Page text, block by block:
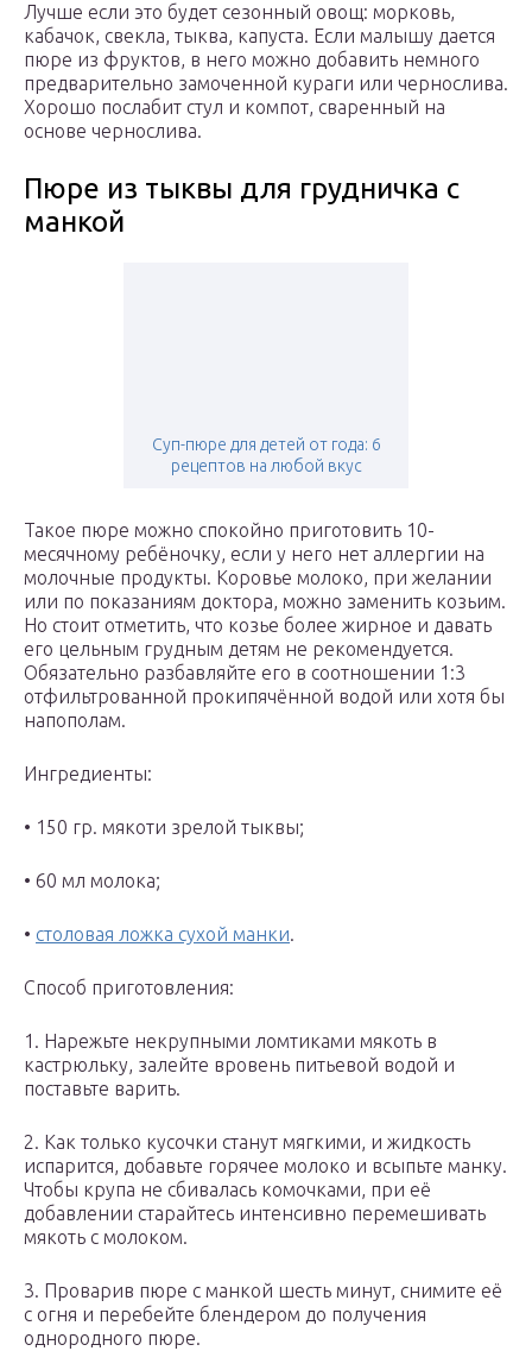
Лучше если это будет сезонный овощ: морковь,
кабачок, свекла, тыква, капуста. Если малышу дается
пюре из фруктов, в него можно добавить немного
предварительно замоченной кураги или чернослива.
Хорошо послабит стул и компот, сваренный на
основе чернослива.
Пюре из тыквы для грудничка с
манкой
Суп-пюре для детей от года: 6
рецептов на любой вкус
Такое пюре можно спокойно приготовить 10-
месячному ребёночку, если у него нет аллергии на
молочные продукты. Коровье молоко, при желании
или по показаниям доктора, можно заменить козьим.
Но стоит отметить, что козье более жирное и давать
его цельным грудным детям не рекомендуется.
Обязательно разбавляйте его в соотношении 1:3
отфильтрованной прокипячённой водой или хотя бы
напополам.
Ингредиенты:
• 150 гр. мякоти зрелой тыквы;
• 60 мл молока;
• столовая ложка сухой манки.
Способ приготовления:
1. Нарежьте некрупными ломтиками мякоть в
кастрюльку, залейте вровень питьевой водой и
поставьте варить.
2. Как только кусочки станут мягкими, и жидкость
испарится, добавьте горячее молоко и всыпьте манку.
Чтобы крупа не сбивалась комочками, при её
добавлении старайтесь интенсивно перемешивать
мякоть с молоком.
3. Проварив пюре с манкой шесть минут, снимите её
с огня и перебейте блендером до получения
однородного пюре.